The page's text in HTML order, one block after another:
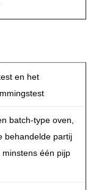
en het
batch-type oven,
behandelde partij
één pijp